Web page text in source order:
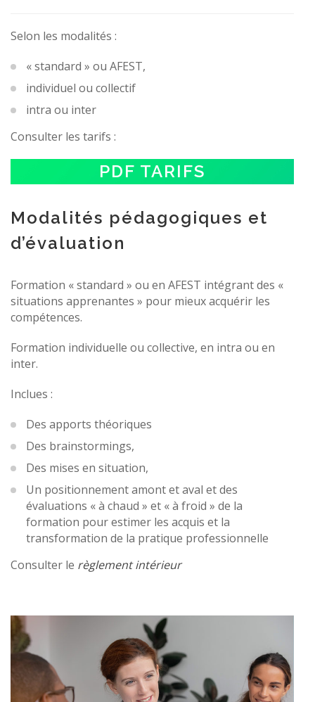
Selon les modalités :
« standard » ou AFEST,
individuel ou collectif
intra ou inter
Consulter les tarifs :
PDF TARIFS
Modalités pédagogiques et
d’évaluation
Formation « standard » ou en AFEST intégrant des «
situations apprenantes » pour mieux acquérir les
compétences.
Formation individuelle ou collective, en intra ou en
inter.
Inclues :
Des apports théoriques
Des brainstormings,
Des mises en situation,
Un positionnement amont et aval et des
évaluations « à chaud » et « à froid » de la
formation pour estimer les acquis et la
transformation de la pratique professionnelle
Consulter le règlement intérieur